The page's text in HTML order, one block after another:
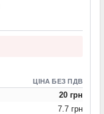
ЦІНА БЕЗ ПДВ
20 грн
7.7 грн